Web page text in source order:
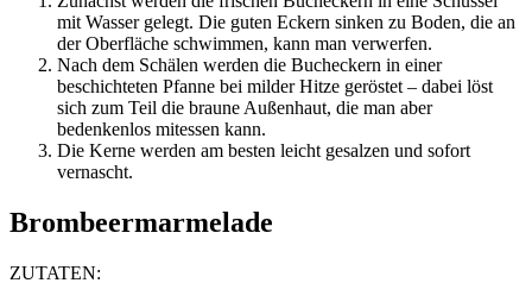
mit Wasser gelegt. Die guten Eckern sinken zu Boden, die an
der Oberfläche schwimmen, kann man verwerfen.
Nach dem Schälen werden die Bucheckern in einer
beschichteten Pfanne bei milder Hitze geröstet – dabei löst
sich zum Teil die braune Außenhaut, die man aber
bedenkenlos mitessen kann.
Die Kerne werden am besten leicht gesalzen und sofort
vernascht.
Brombeermarmelade
ZUTATEN: